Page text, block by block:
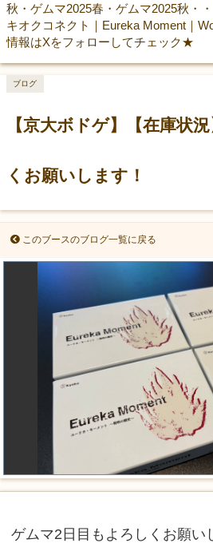
秋・ゲムマ2025春・ゲムマ2025秋・
キオクコネクト｜Eureka Moment｜
情報はXをフォローしてチェック★
【京大ボドゲ】【在庫状
くお願いします！
ブログ
このブースのブログ一覧に戻る
ゲムマ2日目もよろしくお願い